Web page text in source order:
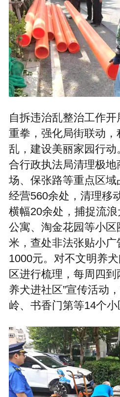
自拆违治乱整治工作
重拳，强化局街联动
乱，建设美丽家园行
合行政执法局清理极
场、保张路等重点区域
经营560余处，清理移
横幅20余处，捕捉流
公寓、淘金花园等小
米，查处非法张贴小
1000元。对不文明养
区进行梳理，每周四到
养犬进社区”宣传活动
岭、书香门第等14个小